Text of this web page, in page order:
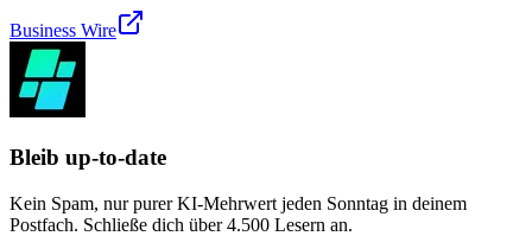
Business Wire
Bleib up-to-date
Kein Spam, nur purer KI-Mehrwert jeden Sonntag in deinem
Postfach. Schließe dich über4.500 Lesern an.